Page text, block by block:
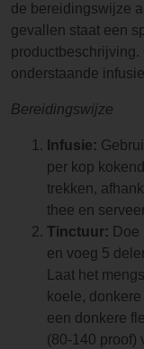
de bereidingswijze
gevallen staat een
productbeschrijving.
onderstaande
Bereidingswijze
Infusie:
per kop
trekken,
thee en
Tinctuur:
en voeg 5
Laat het
koele,
een donkere
(80-140 proof)